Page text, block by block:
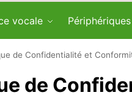
vocale Périphériques
de Confidentialité et
de